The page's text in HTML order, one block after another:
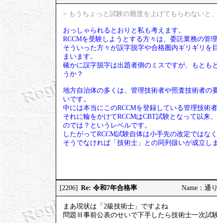
> もうちょっと試験の難度を上げてもらわないと
おっしゃられるとおりと私も考えます。
RCCMを受験しようとする方々は、委託業務の管
そういった方々が誤字脱字や合格圏内ギリギリ
まいます。
確かに誤字脱字は出題者側のミスですが、もとも
うか？
地方自治体の多くは、管理技術者や照査技術者の
いです。
中には本当にこのRCCMを登録している管理技術
それに輪をかけてRCCMはCBT試験となって以
のでは？というレベルです。
したがってRCCM試験自体は小手先の改定ではな
そうでなければ「技術士」との同列扱いが成立し
[2206] Re: 令和7年合格率 Name：通
まあ現状は「2級技術士」ですよね
問題Ⅲ事前公表のせいで下手したら技術士一次試